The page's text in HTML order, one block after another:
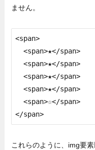
ません。
<span>
  <span>★</span>
  <span>★</span>
  <span>★</span>
  <span>★</span>
  <span>☆</span>
</span>
これらのように、img要